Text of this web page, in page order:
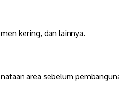
kering, dan lainnya.
area sebelum